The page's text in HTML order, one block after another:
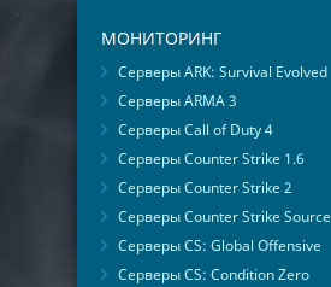
МОНИТОРИНГ
Серверы ARK: Survival Evolved
Серверы ARMA 3
Серверы Call of Duty 4
Серверы Counter Strike 1.6
Серверы Counter Strike 2
Серверы Counter Strike Source
Серверы CS: Global Offensive
Серверы CS: Condition Zero